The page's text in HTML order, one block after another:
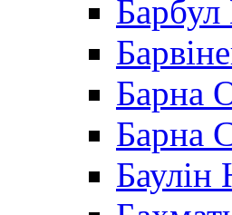
Барбул
Барна
Барна